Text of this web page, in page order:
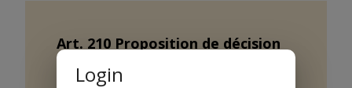
Art. 210 Proposition de décision
1 L’autorité de conciliation peut
Login